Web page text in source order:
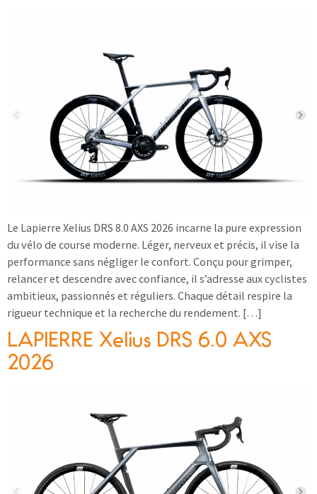
Le Lapierre Xelius DRS 8.0 AXS 2026 incarne la pure expression
du vélo de course moderne. Léger, nerveux et précis, il vise la
performance sans négliger le confort. Conçu pour grimper,
relancer et descendre avec confiance, il s’adresse aux cyclistes
ambitieux, passionnés et réguliers. Chaque détail respire la
rigueur technique et la recherche du rendement. […]
LAPIERRE Xelius DRS 6.0 AXS
2026